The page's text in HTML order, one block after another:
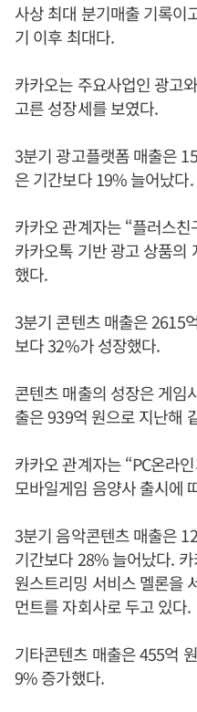
사상 최대 분기매출 기록이
기 이후 최대다.
카카오는 주요사업인 광고
고른 성장세를 보였다.
3분기 광고플랫폼 매출은
은 기간보다 19% 늘어났다.
카카오 관계자는 “플러스
카카오톡 기반 광고 상품의
했다.
3분기 콘텐츠 매출은 2615
보다 32%가 성장했다.
콘텐츠 매출의 성장은 게임
출은 939억 원으로 지난해
카카오 관계자는 “PC온라
모바일게임 음양사 출시에
3분기 음악콘텐츠 매출은
기간보다 28% 늘어났다.
원스트리밍 서비스 멜론을
먼트를 자회사로 두고 있다.
기타콘텐츠 매출은 455억
9% 증가했다.